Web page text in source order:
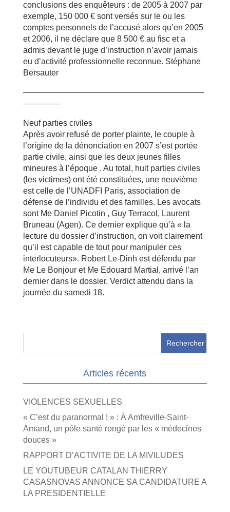
conclusions des enquêteurs : de 2005 à 2007 par
exemple, 150 000 € sont versés sur le ou les
comptes personnels de l’accusé alors qu’en 2005
et 2006, il ne déclare que 8 500 € au fisc et a
admis devant le juge d’instruction n’avoir jamais
eu d’activité professionnelle reconnue. Stéphane
Bersauter
——————————————————————
————–
Neuf parties civiles
Après avoir refusé de porter plainte, le couple à
l’origine de la dénonciation en 2007 s’est portée
partie civile, ainsi que les deux jeunes filles
mineures à l’époque . Au total, huit parties civiles
(les victimes) ont été constituées, une neuvième
est celle de l’UNADFI Paris, association de
défense de l’individu et des familles. Les avocats
sont Me Daniel Picotin , Guy Terracol, Laurent
Bruneau (Agen). Ce dernier explique qu’à « la
lecture du dossier d’instruction, on voit clairement
qu’il est capable de tout pour manipuler ces
interlocuteurs». Robert Le-Dinh est défendu par
Me Le Bonjour et Me Edouard Martial, arrivé l’an
dernier dans le dossier. Verdict attendu dans la
journée du samedi 18.
Articles récents
VIOLENCES SEXUELLES
« C’est du paranormal ! » : À Amfreville-Saint-
Amand, un pôle santé rongé par les « médecines
douces »
RAPPORT D’ACTIVITE DE LA MIVILUDES
LE YOUTUBEUR CATALAN THIERRY
CASASNOVAS ANNONCE SA CANDIDATURE A
LA PRESIDENTIELLE